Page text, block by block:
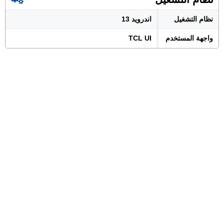
نظام التشغيل اندرويد 13
واجهة المستخدم TCL UI